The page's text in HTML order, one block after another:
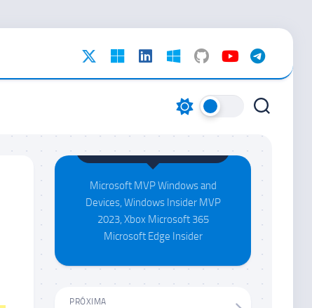
Maison da Silva
Microsoft MVP Windows and
Devices, Windows Insider MVP
2023, Xbox Microsoft 365
Microsoft Edge Insider
PRÓXIMA